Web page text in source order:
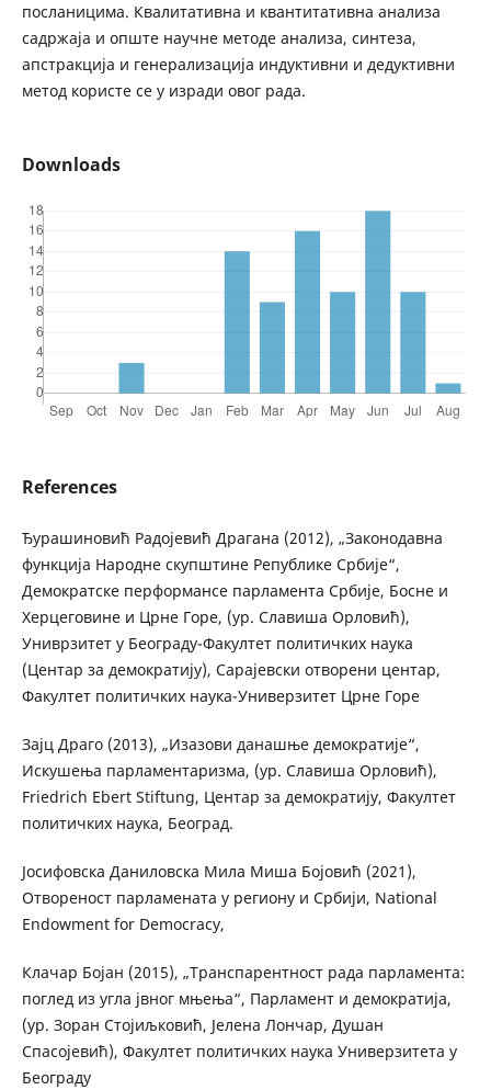
посланицима. Квалитативна и квантитативна анализа
садржаја и опште научне методе анализа, синтеза,
апстракција и генерализација индуктивни и дедуктивни
метод користе се у изради овог рада.
Downloads
References
Ђурашиновић Радојевић Драгана (2012), „Законодавна
функција Народне скупштине Републике Србије“,
Демократске перформансе парламента Србије, Босне и
Херцеговине и Црне Горе, (ур. Славиша Орловић),
Униврзитет у Београду-Факултет политичких наука
(Центар за демократију), Сарајевски отворени центар,
Факултет политичких наука-Универзитет Црне Горе
Зајц Драго (2013), „Изазови данашње демократије“,
Искушења парламентаризма, (ур. Славиша Орловић),
Friedrich Ebert Stiftung, Центар за демократију, Факултет
политичких наука, Београд.
Јосифовска Даниловска Мила Миша Бојовић (2021),
Отвореност парламената у региону и Србији, National
Endowment for Democracy,
Клачар Бојан (2015), „Транспарентност рада парламента:
поглед из угла јвног мњења“, Парламент и демократија,
(ур. Зоран Стојиљковић, Јелена Лончар, Душан
Спасојевић), Факултет политичких наука Универзитета у
Београду